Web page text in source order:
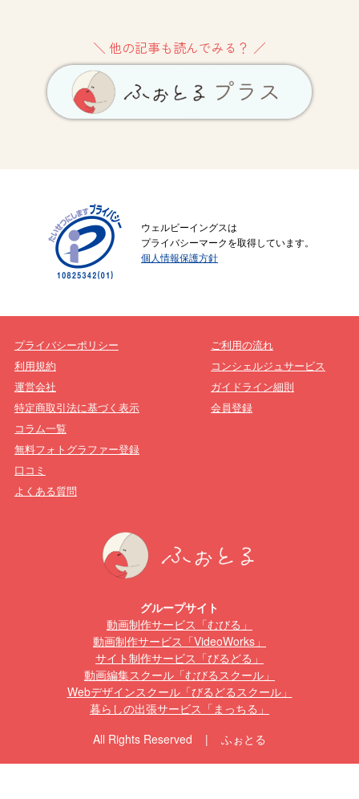
＼ 他の記事も読んでみる？ ／
ウェルビーイングスは
プライバシーマークを取得しています。
個人情報保護方針
プライバシーポリシー
利用規約
運営会社
特定商取引法に基づく表示
ご利用の流れ
コンシェルジュサービス
ガイドライン細則
会員登録
コラム一覧
無料フォトグラファー登録
口コミ
よくある質問
グループサイト
動画制作サービス「むびる」
動画制作サービス「VideoWorks」
サイト制作サービス「びるどる」
動画編集スクール「むびるスクール」
Webデザインスクール「びるどるスクール」
暮らしの出張サービス「まっちる」
All Rights Reserved | ふぉとる